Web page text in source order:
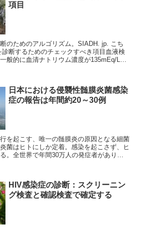
項目
のためのアルゴリズム。SIADH. jp. こち
般的に血清ナトリウム濃度が135mEq/L未
日本における侵襲性髄膜炎菌感染
症の報告は年間約20～30例
を起こす、唯一の髄膜炎の原因となる細菌
菌はヒトにしか定着。感染を起こさず、ヒ
。全世界で年間30万人の発症者があり、
HIV感染症の診断：スクリーニン
グ検査と確認検査で確定する